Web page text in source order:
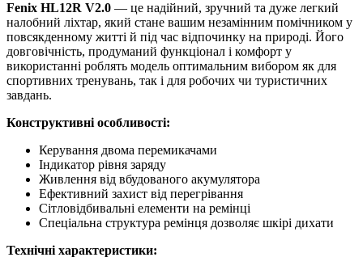
Fenix HL12R V2.0 — це надійний, зручний та дуже легкий
налобний ліхтар, який стане вашим незамінним помічником у
повсякденному житті й під час відпочинку на природі. Його
довговічність, продуманий функціонал і комфорт у
використанні роблять модель оптимальним вибором як для
спортивних тренувань, так і для робочих чи туристичних
завдань.
Конструктивні особливості:
Керування двома перемикачами
Індикатор рівня заряду
Живлення від вбудованого акумулятора
Ефективний захист від перегрівання
Сітловідбивальні елементи на ремінці
Спеціальна структура ремінця дозволяє шкірі дихати
Технічні характеристики: